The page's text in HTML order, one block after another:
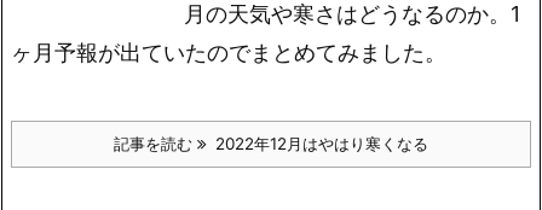
月の天気や寒さはどうなるのか。1
ヶ月予報が出ていたのでまとめてみました。
記事を読む 2022年12月はやはり寒くなる